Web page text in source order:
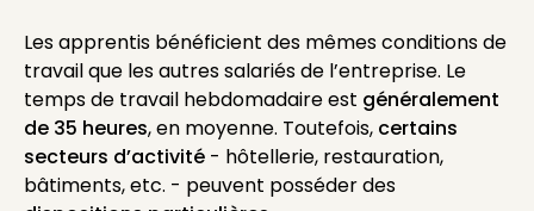
Les apprentis bénéficient des mêmes conditions de
travail que les autres salariés de l’entreprise. Le
temps de travail hebdomadaire est généralement
de 35 heures, en moyenne. Toutefois, certains
secteurs d’activité - hôtellerie, restauration,
bâtiments, etc. - peuvent posséder des